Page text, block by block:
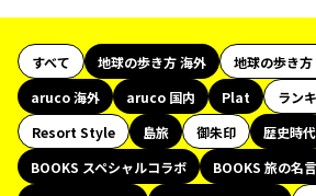
すべて 地球の歩き方 海外
地球の歩き方
aruco 海外
aruco 国内 Plat
ラン
Resort Style
島旅 御朱印 歴史時代
BOOKS スペシャルコラボ
BOOKS 旅の名